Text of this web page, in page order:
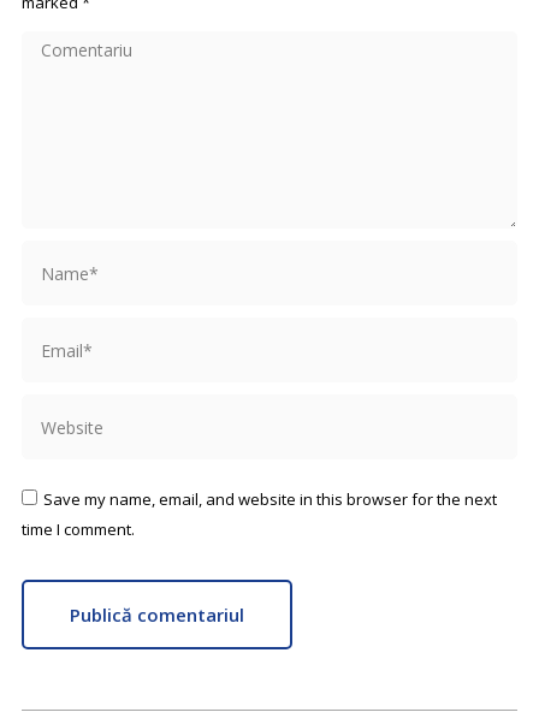
Comentariu
Save my name, email, and website in this browser for the next
time I comment.
Publică comentariul